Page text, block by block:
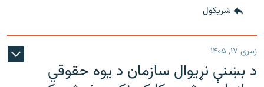
شريکول
زمری ۱۷, ۱۴۰۵
د بښنې نړیوال سازمان د یوه حقوقي